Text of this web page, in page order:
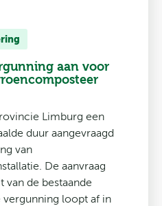
aan voor
Limburg een
duur aangevraagd
van
De aanvraag
van de bestaande
loopt af in